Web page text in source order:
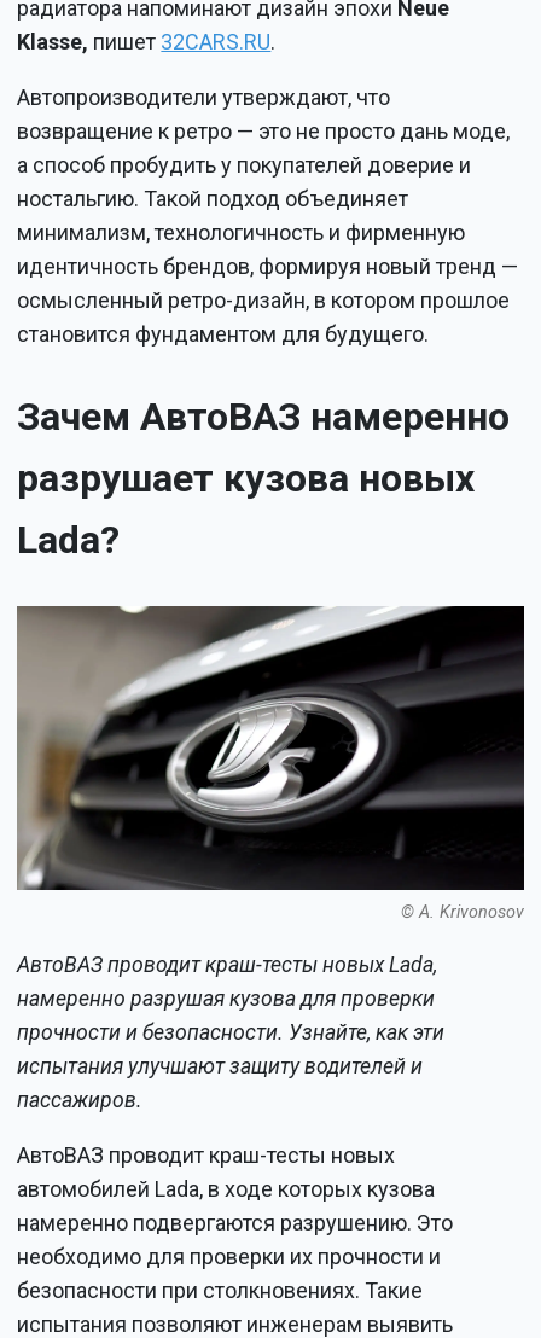
радиатора напоминают дизайн эпохи Neue
Klasse, пишет 32CARS.RU.
Автопроизводители утверждают, что
возвращение к ретро — это не просто дань моде,
а способ пробудить у покупателей доверие и
ностальгию. Такой подход объединяет
минимализм, технологичность и фирменную
идентичность брендов, формируя новый тренд —
осмысленный ретро-дизайн, в котором прошлое
становится фундаментом для будущего.
Зачем АвтоВАЗ намеренно
разрушает кузова новых
Lada?
© A. Krivonosov
АвтоВАЗ проводит краш-тесты новых Lada,
намеренно разрушая кузова для проверки
прочности и безопасности. Узнайте, как эти
испытания улучшают защиту водителей и
пассажиров.
АвтоВАЗ проводит краш-тесты новых
автомобилей Lada, в ходе которых кузова
намеренно подвергаются разрушению. Это
необходимо для проверки их прочности и
безопасности при столкновениях. Такие
испытания позволяют инженерам выявить